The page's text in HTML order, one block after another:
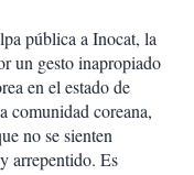
pública a Inocat, la
un gesto inapropiado
en el estado de
comunidad coreana,
no se sienten
arrepentido. Es